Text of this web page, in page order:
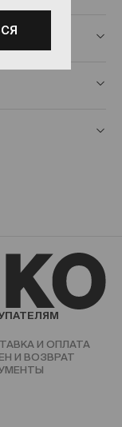
И ОПЛАТА
И ВОЗВРАТ